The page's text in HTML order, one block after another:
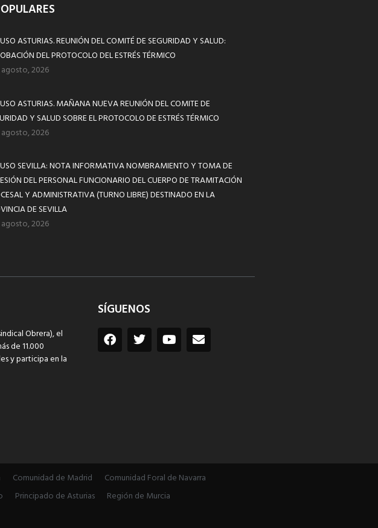
ASTURIAS. REUNIÓN DEL COMITÉ DE SEGURIDAD Y SALUD:
DEL PROTOCOLO DEL ESTRÉS TÉRMICO
agosto, 2026
ASTURIAS. MAÑANA NUEVA REUNIÓN DEL COMITE DE
Y SALUD SOBRE EL PROTOCOLO DE ESTRÉS TÉRMICO
2026
SEVILLA: NOTA INFORMATIVA NOMBRAMIENTO Y TOMA DE
DEL PERSONAL FUNCIONARIO DEL CUERPO DE TRAMITACIÓN
Y ADMINISTRATIVA (TURNO LIBRE) DESTINADO EN LA
DE SEVILLA
2026
Obrera), el
de 11.000
y participa en la
SÍGUENOS
Comunidad de Madrid
Comunidad Foral de Navarra
Principado de Asturias
Región de Murcia